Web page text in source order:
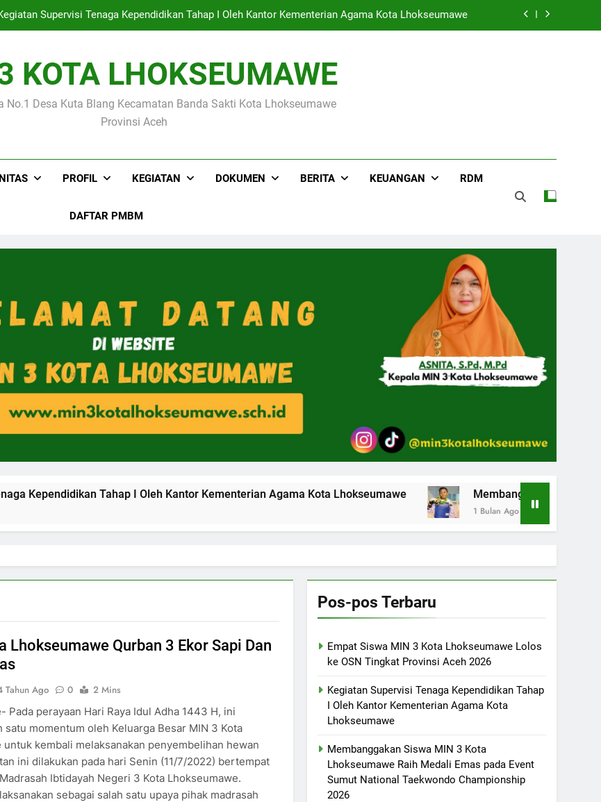
Siswa MIN 3 Kota Lhokseumawe Raih Medali Emas pada Event Sumut National Taekwondo
Empat Siswa MIN 3 Kota Lhokseumawe Lolos ke OSN Tingkat Provinsi Aceh 2026
Supervisi Tenaga Kependidikan Tahap I Oleh Kantor Kementerian Agama Kota Lhokseumawe
KOTA LHOKSEUMAWE
No.1 Desa Kuta Blang Kecamatan Banda Sakti Kota Lhokseumawe
Provinsi Aceh
PROFIL KEGIATAN DOKUMEN BERITA KEUANGAN RDM
DAFTAR PMBM
Tahap I Oleh Kantor Kementerian Agama Kota Lhokseumawe Membanggakan Siswa MIN 3 Kota
1 Bulan Ago
Lhokseumawe Qurban 3 Ekor Sapi Dan
Tahun Ago 0
2 Mins
Pada perayaan Hari Raya Idul Adha 1443 H, ini
satu momentum oleh Keluarga Besar MIN 3 Kota
untuk kembali melaksanakan penyembelihan hewan
ini dilakukan pada hari Senin (11/7/2022) bertempat
Ibtidayah Negeri 3 Kota Lhokseumawe.
sebagai salah satu upaya pihak madrasah
Pos-pos Terbaru
Empat Siswa MIN 3 Kota Lhokseumawe Lolos
ke OSN Tingkat Provinsi Aceh 2026
Kegiatan Supervisi Tenaga Kependidikan Tahap
I Oleh Kantor Kementerian Agama Kota
Lhokseumawe
Membanggakan Siswa MIN 3 Kota
Lhokseumawe Raih Medali Emas pada Event
Sumut National Taekwondo Championship
2026